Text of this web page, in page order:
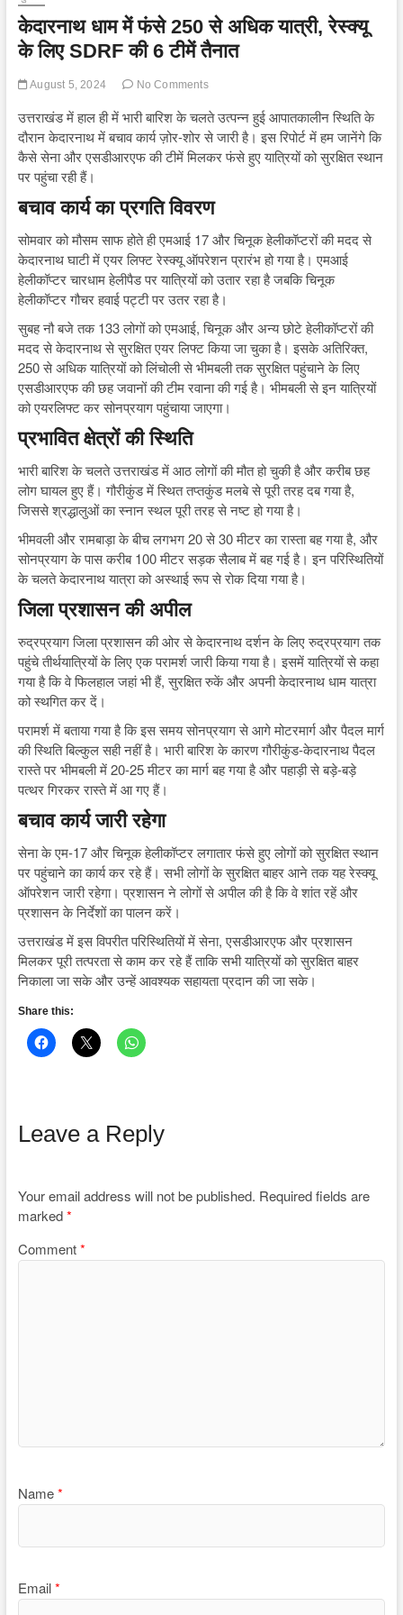
केदारनाथ धाम में फंसे 250 से अधिक यात्री, रेस्क्यू
के लिए SDRF की 6 टीमें तैनात
August 5, 2024 No Comments
उत्तराखंड में हाल ही में भारी बारिश के चलते उत्पन्न हुई आपातकालीन स्थिति के
दौरान केदारनाथ में बचाव कार्य ज़ोर-शोर से जारी है। इस रिपोर्ट में हम जानेंगे कि
कैसे सेना और एसडीआरएफ की टीमें मिलकर फंसे हुए यात्रियों को सुरक्षित स्थान
पर पहुंचा रही हैं।
बचाव कार्य का प्रगति विवरण
सोमवार को मौसम साफ होते ही एमआई 17 और चिनूक हेलीकॉप्टरों की मदद से
केदारनाथ घाटी में एयर लिफ्ट रेस्क्यू ऑपरेशन प्रारंभ हो गया है। एमआई
हेलीकॉप्टर चारधाम हेलीपैड पर यात्रियों को उतार रहा है जबकि चिनूक
हेलीकॉप्टर गौचर हवाई पट्टी पर उतर रहा है।
सुबह नौ बजे तक 133 लोगों को एमआई, चिनूक और अन्य छोटे हेलीकॉप्टरों की
मदद से केदारनाथ से सुरक्षित एयर लिफ्ट किया जा चुका है। इसके अतिरिक्त,
250 से अधिक यात्रियों को लिंचोली से भीमबली तक सुरक्षित पहुंचाने के लिए
एसडीआरएफ की छह जवानों की टीम रवाना की गई है। भीमबली से इन यात्रियों
को एयरलिफ्ट कर सोनप्रयाग पहुंचाया जाएगा।
प्रभावित क्षेत्रों की स्थिति
भारी बारिश के चलते उत्तराखंड में आठ लोगों की मौत हो चुकी है और करीब छह
लोग घायल हुए हैं। गौरीकुंड में स्थित तप्तकुंड मलबे से पूरी तरह दब गया है,
जिससे श्रद्धालुओं का स्नान स्थल पूरी तरह से नष्ट हो गया है।
भीमवली और रामबाड़ा के बीच लगभग 20 से 30 मीटर का रास्ता बह गया है, और
सोनप्रयाग के पास करीब 100 मीटर सड़क सैलाब में बह गई है। इन परिस्थितियों
के चलते केदारनाथ यात्रा को अस्थाई रूप से रोक दिया गया है।
जिला प्रशासन की अपील
रुद्रप्रयाग जिला प्रशासन की ओर से केदारनाथ दर्शन के लिए रुद्रप्रयाग तक
पहुंचे तीर्थयात्रियों के लिए एक परामर्श जारी किया गया है। इसमें यात्रियों से कहा
गया है कि वे फिलहाल जहां भी हैं, सुरक्षित रुकें और अपनी केदारनाथ धाम यात्रा
को स्थगित कर दें।
परामर्श में बताया गया है कि इस समय सोनप्रयाग से आगे मोटरमार्ग और पैदल मार्ग
की स्थिति बिल्कुल सही नहीं है। भारी बारिश के कारण गौरीकुंड-केदारनाथ पैदल
रास्ते पर भीमबली में 20-25 मीटर का मार्ग बह गया है और पहाड़ी से बड़े-बड़े
पत्थर गिरकर रास्ते में आ गए हैं।
बचाव कार्य जारी रहेगा
सेना के एम-17 और चिनूक हेलीकॉप्टर लगातार फंसे हुए लोगों को सुरक्षित स्थान
पर पहुंचाने का कार्य कर रहे हैं। सभी लोगों के सुरक्षित बाहर आने तक यह रेस्क्यू
ऑपरेशन जारी रहेगा। प्रशासन ने लोगों से अपील की है कि वे शांत रहें और
प्रशासन के निर्देशों का पालन करें।
उत्तराखंड में इस विपरीत परिस्थितियों में सेना, एसडीआरएफ और प्रशासन
मिलकर पूरी तत्परता से काम कर रहे हैं ताकि सभी यात्रियों को सुरक्षित बाहर
निकाला जा सके और उन्हें आवश्यक सहायता प्रदान की जा सके।
Share this:
Leave a Reply
Your email address will not be published. Required fields are
marked*
Comment*
Name*
Email*